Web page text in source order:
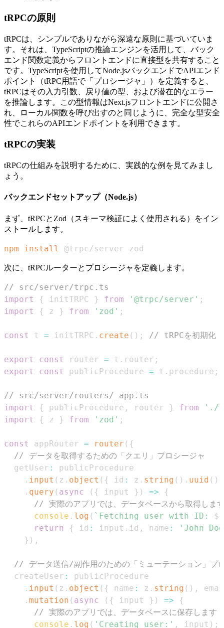
tRPCの原則
tRPCは、シンプルでありながら深遠な原則に基づいていま
す。それは、TypeScriptの推論エンジンを活用して、バック
エンド関数定義からフロントエンドに直接型を共有すること
です。TypeScriptを使用してNode.jsバックエンドでAPIエンド
ポイント（tRPC用語で「プロシージャ」）を定義すると、
tRPCはその入力引数、戻り値の型、および潜在的なエラー
を推論します。この型情報はNext.jsフロントエンドに公開さ
れ、ローカル関数を呼び出すのと同じように、完全な型安全
性でこれらのAPIエンドポイントを利用できます。
tRPCの実装
tRPCの仕組みを説明するために、実践的な例を見てみまし
ょう。
バックエンドセットアップ（Node.js）
まず、tRPCとZod（スキーマ検証によく使用される）をイン
ストールします。
npm install @trpc/server zod
次に、tRPCルーターとプロシージャを定義します。
// src/server/trpc.ts
import
{ initTRPC } from '@trpc/server' ;
import
{ z } from 'zod' ;
const t = initTRPC . create ( ) ; // tRPCを初期化
export const router = t . router ;
export
const publicProcedure = t . procedure ;
// src/server/routers/_app.ts
import
{ publicProcedure , router } from
'./
import
{ z } from 'zod' ;
const appRouter = router ( {
// データを取得するための「クエリ」プロシージャ
  getUser
:
. input ( z . object ( { id : z . string ( ) . uuid ( )
. query ( async ( { input } ) =>
{
// 実際のアプリでは、データベースから取得しま
console . log ( ` Fetching user with ID:
${
return
{ id : input . id , name :
'John
} ) ,
// データ送信/副作用のための「ミューテーション」プ
  createUser
:
. input ( z . object ( { name : z . string ( ) ,
. mutation ( async ( { input } ) =>
{
// 実際のアプリでは、データベースに保存します
console . log ( 'Creating user:' , input ) ;